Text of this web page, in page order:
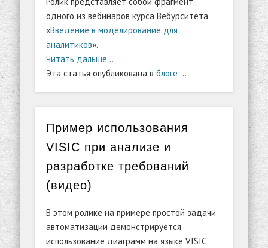
одного из вебинаров курса Вебурситета
«Введение в моделирование для
аналитиков».
Читать дальше…
Эта статья опубликована вблоге …
Пример использования
VISIC при анализе и
разработке требований
(видео)
В этом ролике на примере простой задачи
автоматизации демонстрируется
использование диаграмм на языке VISIC